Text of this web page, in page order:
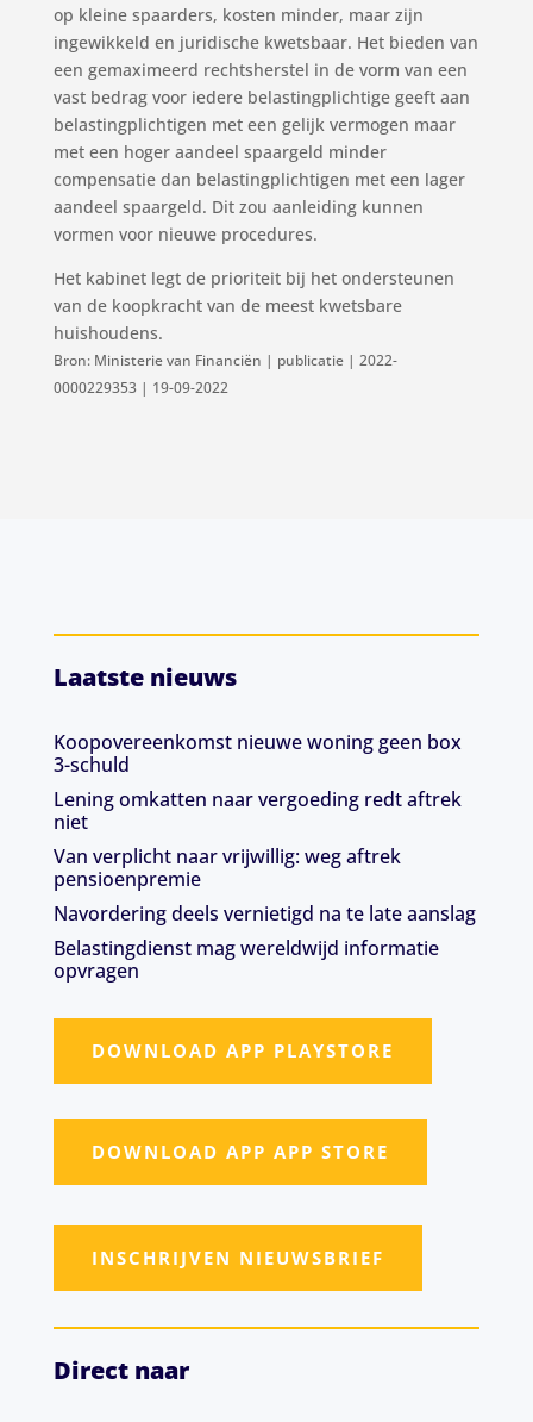
op kleine spaarders, kosten minder, maar zijn
ingewikkeld en juridische kwetsbaar. Het bieden van
een gemaximeerd rechtsherstel in de vorm van een
vast bedrag voor iedere belastingplichtige geeft aan
belastingplichtigen met een gelijk vermogen maar
met een hoger aandeel spaargeld minder
compensatie dan belastingplichtigen met een lager
aandeel spaargeld. Dit zou aanleiding kunnen
vormen voor nieuwe procedures.
Het kabinet legt de prioriteit bij het ondersteunen
van de koopkracht van de meest kwetsbare
huishoudens.
Bron: Ministerie van Financiën | publicatie | 2022-
0000229353 | 19-09-2022
Laatste nieuws
Koopovereenkomst nieuwe woning geen box
3-schuld
Lening omkatten naar vergoeding redt aftrek
niet
Van verplicht naar vrijwillig: weg aftrek
pensioenpremie
Navordering deels vernietigd na te late aanslag
Belastingdienst mag wereldwijd informatie
opvragen
DOWNLOAD APP PLAYSTORE
DOWNLOAD APP APP STORE
INSCHRIJVEN NIEUWSBRIEF
Direct naar